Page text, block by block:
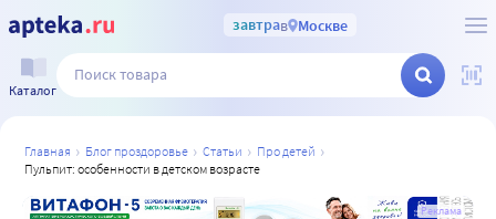
завтрав Москве
Каталог
главная блог проздоровье статьи
про детей
пульпит: особенности в детском возрасте
Реклама